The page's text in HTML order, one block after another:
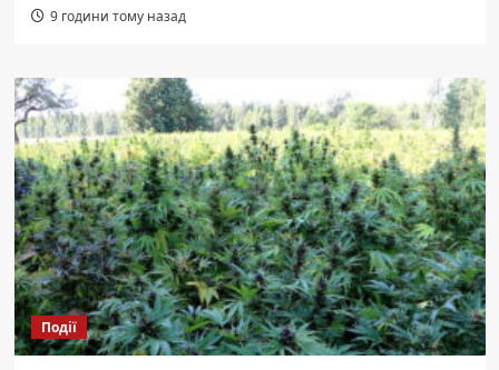
9 години тому назад
Події